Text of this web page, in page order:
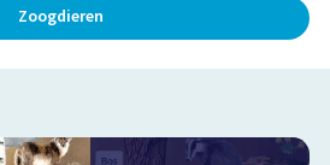
Zoogdieren